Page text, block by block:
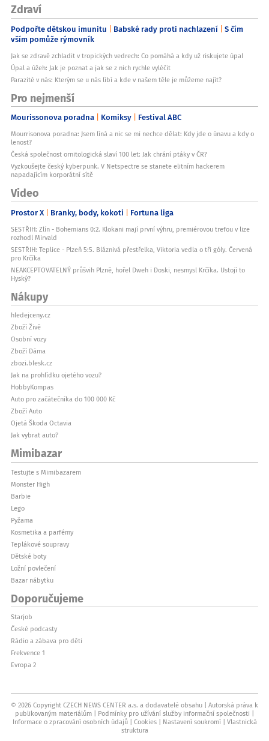
Zdraví
Podpořte dětskou imunitu Babské rady proti nachlazení S čím
vším pomůže rýmovník
Jak se zdravě zchladit v tropických vedrech: Co pomáhá a kdy už riskujete úpal
Úpal a úžeh: Jak je poznat a jak se z nich rychle vyléčit
Parazité v nás: Kterým se u nás líbí a kde v našem těle je můžeme najít?
Pro nejmenší
Mourissonova poradna Komiksy Festival ABC
Mourrisonova poradna: Jsem líná a nic se mi nechce dělat: Kdy jde o únavu a kdy o
lenost?
Česká společnost ornitologická slaví 100 let: Jak chrání ptáky v ČR?
Vyzkoušejte český kyberpunk. V Netspectre se stanete elitním hackerem
napadajícím korporátní sítě
Video
Prostor X Branky, body, kokoti Fortuna liga
SESTŘIH: Zlín - Bohemians 0:2. Klokani mají první výhru, premiérovou trefou v lize
rozhodl Mirvald
SESTŘIH: Teplice - Plzeň 5:5. Bláznivá přestřelka, Viktoria vedla o tři góly. Červená
pro Krčíka
NEAKCEPTOVATELNÝ průšvih Plzně, hořel Dweh i Doski, nesmysl Krčíka. Ustojí to
Hyský?
Nákupy
hledejceny.cz
Zboží Živě
Osobní vozy
Zboží Dáma
zbozi.blesk.cz
Jak na prohlídku ojetého vozu?
HobbyKompas
Auto pro začátečníka do 100 000 Kč
Zboží Auto
Ojetá Škoda Octavia
Jak vybrat auto?
Mimibazar
Testujte s Mimibazarem
Monster High
Barbie
Lego
Pyžama
Kosmetika a parfémy
Teplákové soupravy
Dětské boty
Ložní povlečení
Bazar nábytku
Doporučujeme
Starjob
České podcasty
Rádio a zábava pro děti
Frekvence 1
Evropa 2
© 2026 Copyright CZECH NEWS CENTER a.s. a dodavatelé obsahu
Autorská práva k
publikovaným materiálům
Podmínky pro užívání služby informační společnosti
Informace o zpracování osobních údajů
Cookies Nastavení soukromí
Vlastnická
struktura